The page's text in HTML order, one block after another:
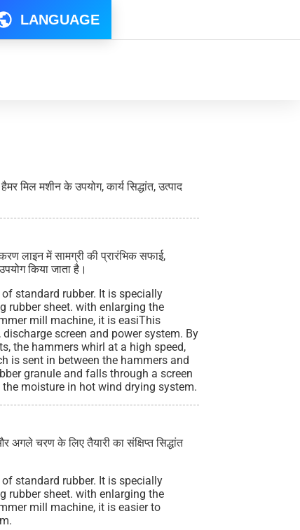
LANGUAGE
मिल मशीन के उपयोग, कार्य सिद्धांत, उत्पाद
लाइन में सामग्री की प्रारंभिक सफाई,
किया जाता है।
standard rubber. It is specially
rubber sheet. with enlarging the
mill machine, it is easiThis
screen and power system. By
the hammers whirl at a high speed,
is sent in between the hammers and
granule and falls through a screen
moisture in hot wind drying system.
अगले चरण के लिए तैयारी का संक्षिप्त सिद्धांत
standard rubber. It is specially
rubber sheet. with enlarging the
mill machine, it is easier to